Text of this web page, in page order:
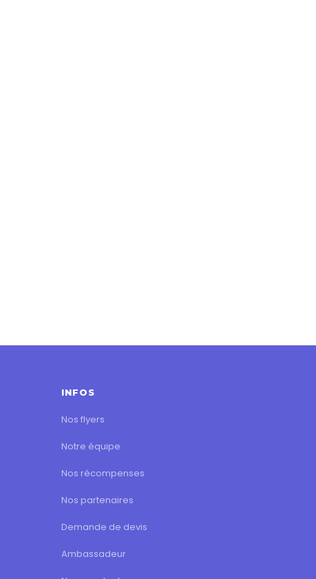
INFOS
Nos flyers
Notre équipe
Nos récompenses
Nos partenaires
Demande de devis
Ambassadeur